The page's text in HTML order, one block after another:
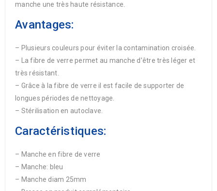
manche une très haute résistance.
Avantages:
– Plusieurs couleurs pour éviter la contamination croisée.
– La fibre de verre permet au manche d’être très léger et
très résistant.
– Grâce à la fibre de verre il est facile de supporter de
longues périodes de nettoyage.
– Stérilisation en autoclave.
Caractéristiques:
– Manche en fibre de verre
– Manche: bleu
– Manche diam 25mm